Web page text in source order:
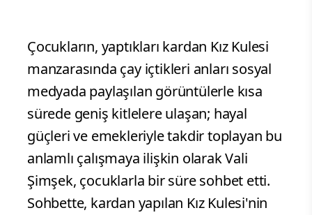
Çocukların, yaptıkları kardan Kız Kulesi
manzarasında çay içtikleri anları sosyal
medyada paylaşılan görüntülerle kısa
sürede geniş kitlelere ulaşan; hayal
güçleri ve emekleriyle takdir toplayan bu
anlamlı çalışmaya ilişkin olarak Vali
Şimşek, çocuklarla bir süre sohbet etti.
Sohbette, kardan yapılan Kız Kulesi'nin